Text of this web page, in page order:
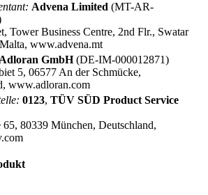
Advena Limited (MT-AR-
Tower Business Centre, 2nd Flr., Swatar
www.advena.mt
Adloran GmbH(DE-IM-000012871)
5, 06577 An der Schmücke,
www.adloran.com
0123, TÜV SÜD Product Service
65, 80339 München, Deutschland,